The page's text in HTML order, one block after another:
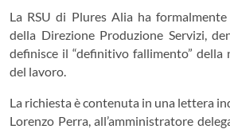
La RSU di Plures Alia ha
della Direzione Produzione Servizi,
definisce il “definitivo fallimento” della
del lavoro.
La richiesta è contenuta in una lettera
Lorenzo Perra, all’amministratore